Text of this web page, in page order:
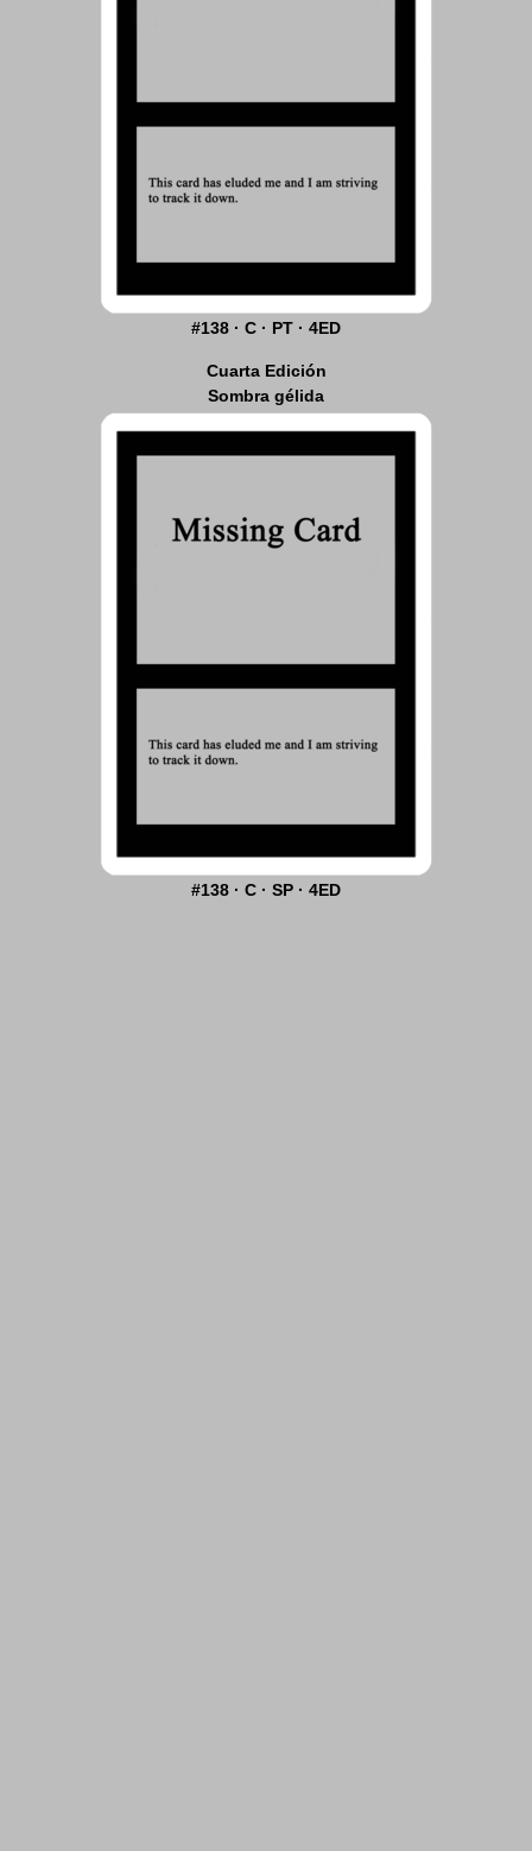
#138 · C · PT · 4ED
Cuarta Edición
Sombra gélida
#138 · C · SP · 4ED